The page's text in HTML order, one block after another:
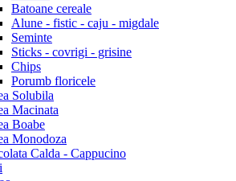
Batoane cereale
Alune - fistic - caju - migdale
Seminte
Sticks - covrigi - grisine
Chips
Porumb floricele
Solubila
Macinata
Boabe
Monodoza
Calda - Cappucino